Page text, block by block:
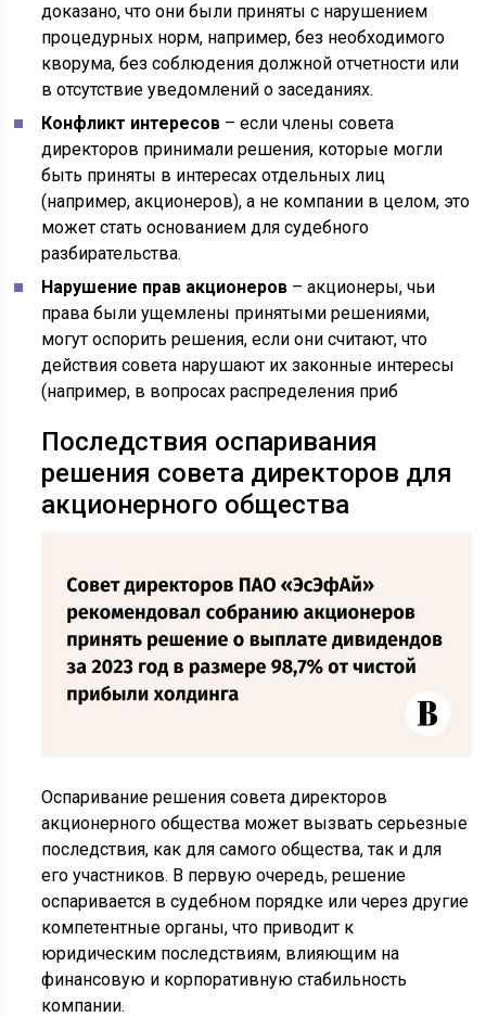
доказано, что они были приняты с нарушением
процедурных норм, например, без необходимого
кворума, без соблюдения должной отчетности или
в отсутствие уведомлений о заседаниях.
Конфликт интересов – если члены совета
директоров принимали решения, которые могли
быть приняты в интересах отдельных лиц
(например, акционеров), а не компании в целом, это
может стать основанием для судебного
разбирательства.
Нарушение прав акционеров – акционеры, чьи
права были ущемлены принятыми решениями,
могут оспорить решения, если они считают, что
действия совета нарушают их законные интересы
(например, в вопросах распределения приб
Последствия оспаривания
решения совета директоров для
акционерного общества
Оспаривание решения совета директоров
акционерного общества может вызвать серьезные
последствия, как для самого общества, так и для
его участников. В первую очередь, решение
оспаривается в судебном порядке или через другие
компетентные органы, что приводит к
юридическим последствиям, влияющим на
финансовую и корпоративную стабильность
компании.